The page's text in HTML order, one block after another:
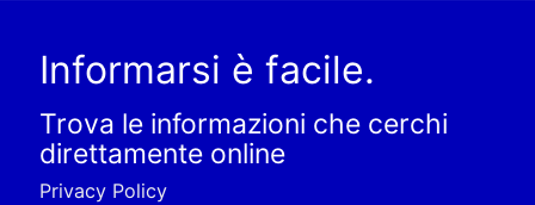
Informarsi è facile.
Trova le informazioni che cerchi
direttamente online
Privacy Policy